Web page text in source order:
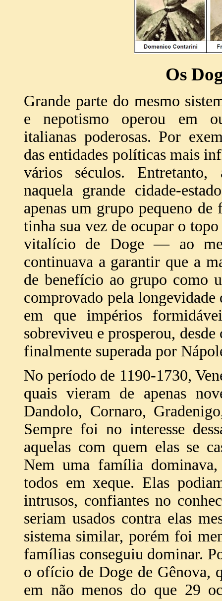
Os
Grande parte do mesmo
e nepotismo operou em
italianas poderosas. Por
das entidades políticas mais
vários séculos. Entretanto,
naquela grande cidade-
apenas um grupo pequeno
tinha sua vez de ocupar o
vitalício de Doge — ao
continuava a garantir que a
de benefício ao grupo como
comprovado pela longevidade
em que impérios
sobreviveu e prosperou,
finalmente superada por
No período de 1190-1730,
quais vieram de apenas
Dandolo, Cornaro,
Sempre foi no interesse
aquelas com quem elas se
Nem uma família
todos em xeque. Elas
intrusos, confiantes no
seriam usados contra elas
sistema similar, porém foi
famílias conseguiu dominar.
o ofício de Doge de Gênova,
em não menos do que 29